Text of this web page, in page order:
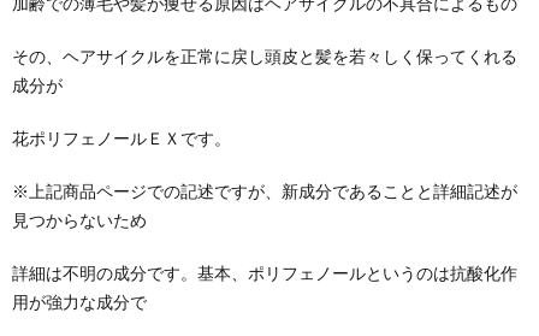
その、ヘアサイクルを正常に戻し頭皮と髪を若々しく保ってくれる
成分が
花ポリフェノールＥＸです。
※上記商品ページでの記述ですが、新成分であることと詳細記述が
見つからないため
詳細は不明の成分です。基本、ポリフェノールというのは抗酸化作
用が強力な成分で